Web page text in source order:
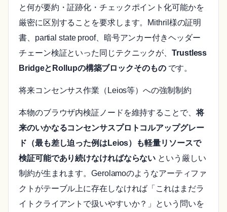
と何が要約・証跡化・チェックポイント化可能かを
厳密に区別することを要求します。Mithril様の証明
書、partial state proof、暗号アンカー付きヘッダー
チェーン検証といった同じテクニックが、Trustless
BridgeとRollupの構築ブロックそのものです。
将来コンセンサス作業（Leios等）への強制制約
本物のブラウザ内検証ノードを維持することで、将
来のいかなるコンセンサスプロトコルアップグレー
ド（最も差し迫った例はLeios）も軽量リソースで
検証可能であり続けなければならない という厳しい
制約が生まれます。Gerolamoのようなアーティファ
クトがテーブル上に存在しなければ「これはまだラ
イトクライアントで扱いやすいか？」という問いを